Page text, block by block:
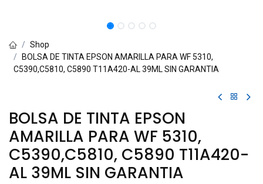
Shop
BOLSA DE TINTA EPSON AMARILLA PARA WF 5310,
C5390,C5810, C5890 T11A420-AL 39ML SIN GARANTIA
BOLSA DE TINTA EPSON
AMARILLA PARA WF 5310,
C5390,C5810, C5890 T11A420-
AL 39ML SIN GARANTIA